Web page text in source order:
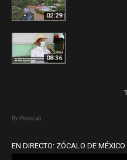
02:29
08:36
1
By PoseLab
EN DIRECTO: ZÓCALO DE MÉXICO